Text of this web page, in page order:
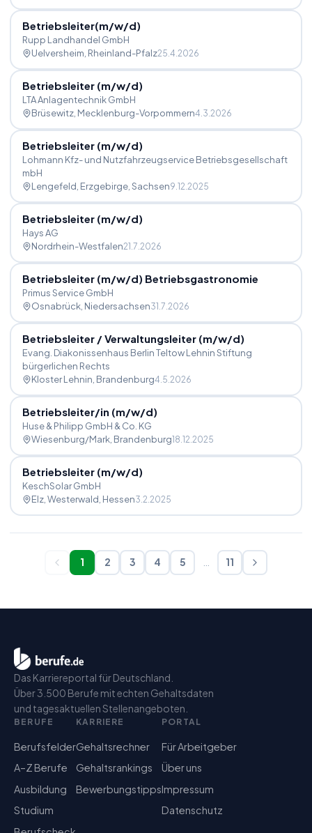
Betriebsleiter(m/w/d)
Rupp Landhandel GmbH
Uelversheim , Rheinland-Pfalz25.4.2026
Betriebsleiter (m/w/d)
LTA Anlagentechnik GmbH
Brüsewitz, Mecklenburg-Vorpommern4.3.2026
Betriebsleiter (m/w/d)
Lohmann Kfz- und Nutzfahrzeugservice Betriebsgesellschaft
mbH
Lengefeld, Erzgebirge, Sachsen9.12.2025
Betriebsleiter (m/w/d)
Hays AG
Nordrhein-Westfalen21.7.2026
Betriebsleiter (m/w/d) Betriebsgastronomie
Primus Service GmbH
Osnabrück, Niedersachsen31.7.2026
Betriebsleiter /Verwaltungsleiter (m/w/d)
Evang. Diakonissenhaus Berlin Teltow Lehnin Stiftung
bürgerlichen Rechts
Kloster Lehnin , Brandenburg4.5.2026
Betriebsleiter/in (m/w/d)
Huse & Philipp GmbH & Co. KG
Wiesenburg/Mark, Brandenburg18.12.2025
Betriebsleiter (m/w/d)
KeschSolar GmbH
Elz, Westerwald , Hessen3.2.2025
1 2 3 4 5 11
Das Karriereportal für Deutschland.
Über 3.500 Berufe mit echten Gehaltsdaten
und tagesaktuellen Stellenangeboten.
BERUFE
Berufsfelder
A–Z Berufe
Ausbildung
Studium
KARRIERE
Gehaltsrechner
Gehaltsrankings
Bewerbungstipps
PORTAL
Für Arbeitgeber
Über uns
Impressum
Datenschutz